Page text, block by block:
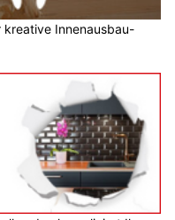
kreative Innenausbau-